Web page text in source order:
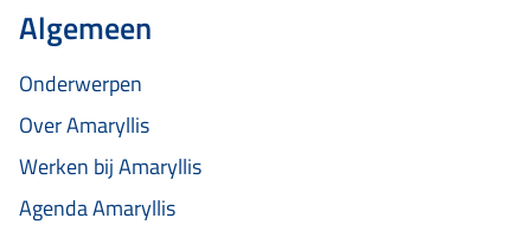
Algemeen
Onderwerpen
Over Amaryllis
Werken bij Amaryllis
Agenda Amaryllis